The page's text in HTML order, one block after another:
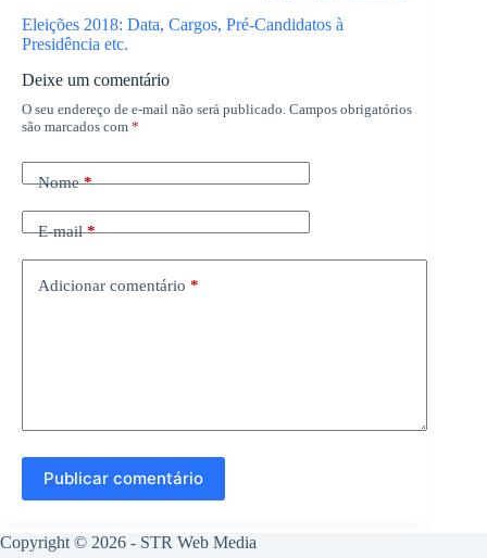
Eleições 2018: Data, Cargos, Pré-Candidatos à
Presidência etc.
Deixe um comentário
O seu endereço de e-mail não será publicado. Campos obrigatórios
são marcados com *
Nome*
E-mail*
Adicionar comentário *
Publicar comentário
Copyright © 2026 - STR Web Media